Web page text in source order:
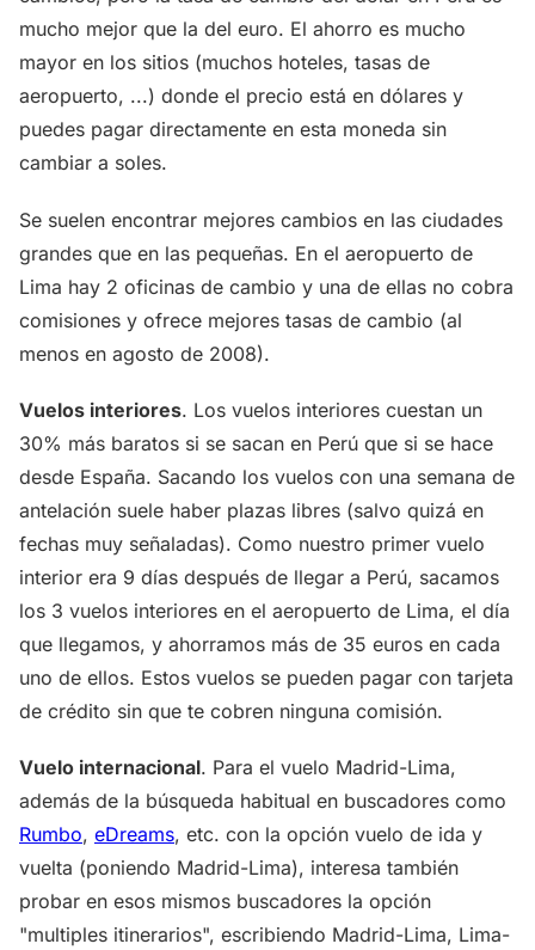
mucho mejor que la del euro. El ahorro es mucho
mayor en los sitios (muchos hoteles, tasas de
aeropuerto, ...) donde el precio está en dólares y
puedes pagar directamente en esta moneda sin
cambiar a soles.
Se suelen encontrar mejores cambios en las ciudades
grandes que en las pequeñas. En el aeropuerto de
Lima hay 2 oficinas de cambio y una de ellas no cobra
comisiones y ofrece mejores tasas de cambio (al
menos en agosto de 2008).
Vuelos interiores. Los vuelos interiores cuestan un
30% más baratos si se sacan en Perú que si se hace
desde España. Sacando los vuelos con una semana de
antelación suele haber plazas libres (salvo quizá en
fechas muy señaladas). Como nuestro primer vuelo
interior era 9 días después de llegar a Perú, sacamos
los 3 vuelos interiores en el aeropuerto de Lima, el día
que llegamos, y ahorramos más de 35 euros en cada
uno de ellos. Estos vuelos se pueden pagar con tarjeta
de crédito sin que te cobren ninguna comisión.
Vuelo internacional. Para el vuelo Madrid-Lima,
además de la búsqueda habitual en buscadores como
Rumbo, eDreams, etc. con la opción vuelo de ida y
vuelta (poniendo Madrid-Lima), interesa también
probar en esos mismos buscadores la opción
"multiples itinerarios", escribiendo Madrid-Lima, Lima-